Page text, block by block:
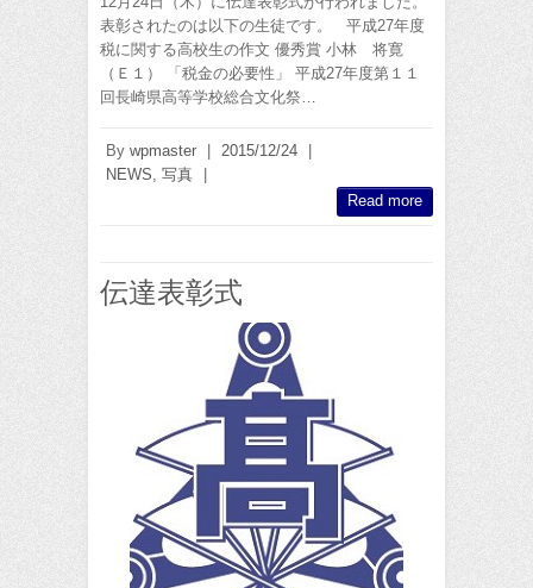
表彰されたのは以下の生徒です。 平成27年度
税に関する高校生の作文 優秀賞 小林 将寛
（Ｅ１） 「税金の必要性」 平成27年度第１１
回長崎県高等学校総合文化祭…
By wpmaster 2015/12/24
NEWS 写真
Read more
伝達表彰式